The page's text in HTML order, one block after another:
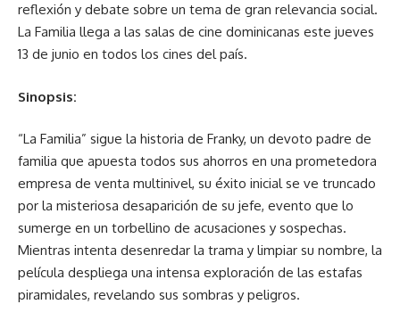
reflexión y debate sobre un tema de gran relevancia social.
La Familia llega a las salas de cine dominicanas este jueves
13 de junio en todos los cines del país.
Sinopsis:
“La Familia” sigue la historia de Franky, un devoto padre de
familia que apuesta todos sus ahorros en una prometedora
empresa de venta multinivel, su éxito inicial se ve truncado
por la misteriosa desaparición de su jefe, evento que lo
sumerge en un torbellino de acusaciones y sospechas.
Mientras intenta desenredar la trama y limpiar su nombre, la
película despliega una intensa exploración de las estafas
piramidales, revelando sus sombras y peligros.